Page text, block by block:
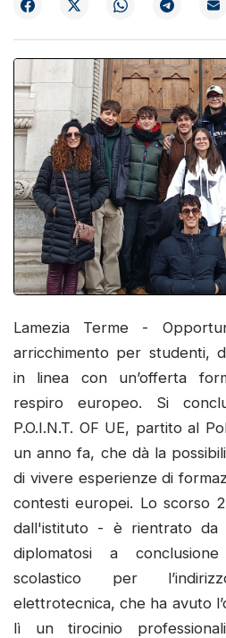
Lamezia Terme -
arricchimento per studenti,
in linea con un’offerta
respiro europeo. Si
P.O.I.N.T. OF UE, partito al
un anno fa, che dà la
di vivere esperienze di
contesti europei. Lo scorso
dall'istituto - è rientrato da
diplomatosi a
scolastico per
elettrotecnica, che ha avuto
lì un tirocinio